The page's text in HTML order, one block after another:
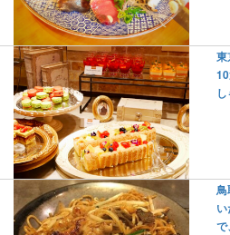
東
鳥
で